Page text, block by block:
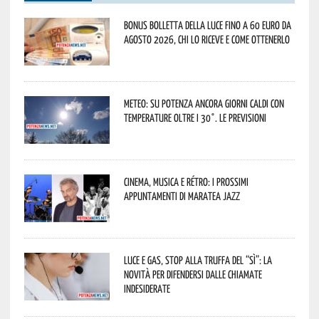
Bonus bolletta della luce fino a 60 euro da
agosto 2026, chi lo riceve e come ottenerlo
Meteo: su Potenza ancora giorni caldi con
temperature oltre i 30°. Le previsioni
Cinema, musica e rétro: i prossimi
appuntamenti di Maratea Jazz
Luce e gas, stop alla truffa del “Sì”: la
novità per difendersi dalle chiamate
indesiderate